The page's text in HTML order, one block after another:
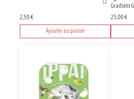
2,50€
Ajouter au panier
Gradient
25,00€